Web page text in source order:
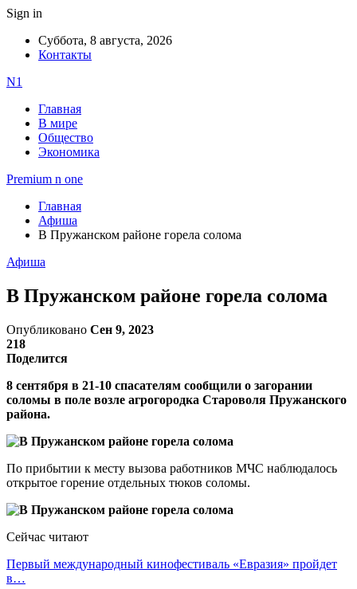
Sign in
Суббота, 8 августа, 2026
Контакты
N1
Главная
В мире
Общество
Экономика
Premium n one
Главная
Афиша
В Пружанском районе горела солома
Афиша
В Пружанском районе горела солома
Опубликовано Сен 9, 2023
218
Поделится
8 сентября в 21-10 спасателям сообщили о загорании
соломы в поле возле агрогородка Староволя Пружанского
района.
По прибытии к месту вызова работников МЧС наблюдалось
открытое горение отдельных тюков соломы.
Сейчас читают
Первый международный кинофестиваль «Евразия» пройдет
в…